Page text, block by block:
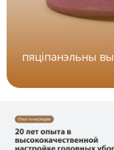
пяціпанэльны